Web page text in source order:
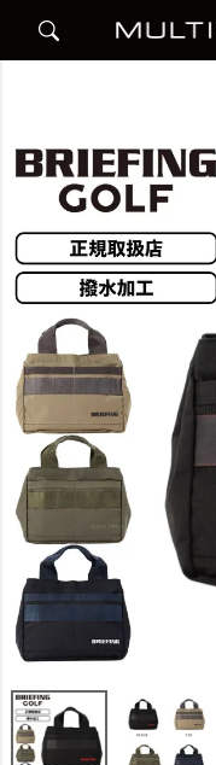
CLASSIC CART TOTE STD ト